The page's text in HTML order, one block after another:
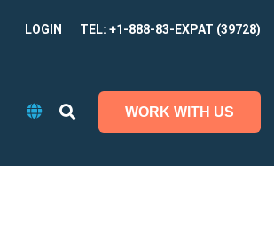
LOGIN TEL: +1-888-83-EXPAT (39728)
WORK WITH US